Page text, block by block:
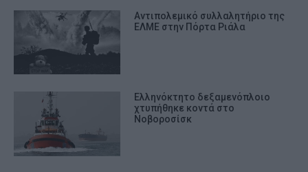
Αντιπολεμικό συλλαλητήριο της
ΕΛΜΕ στην Πόρτα Ριάλα
Ελληνόκτητο δεξαμενόπλοιο
χτυπήθηκε κοντά στο
Νοβοροσίσκ